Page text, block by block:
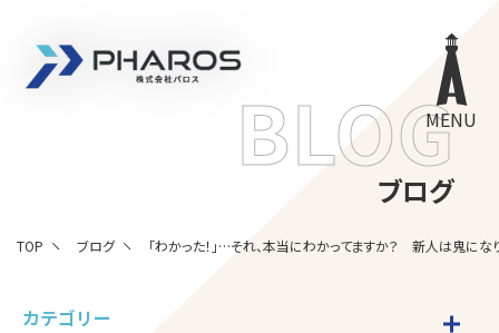
株式会社 Pharos
MENU
ブログ
BLOG
TOP ブログ 「わかった！」…それ、本当にわかってますか？ 新人は鬼にな
カテゴリー